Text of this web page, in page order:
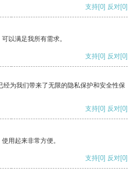
支持[0] 反对[0]
以满足我所有需求。
支持[0] 反对[0]
经为我们带来了无限的隐私保护和安全性保
支持[0] 反对[0]
用起来非常方便。
支持[0] 反对[0]